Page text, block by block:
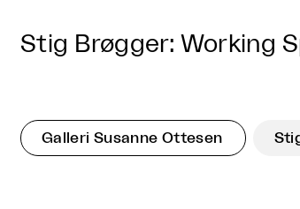
Stig Brøgger: Working
Galleri Susanne Ottesen